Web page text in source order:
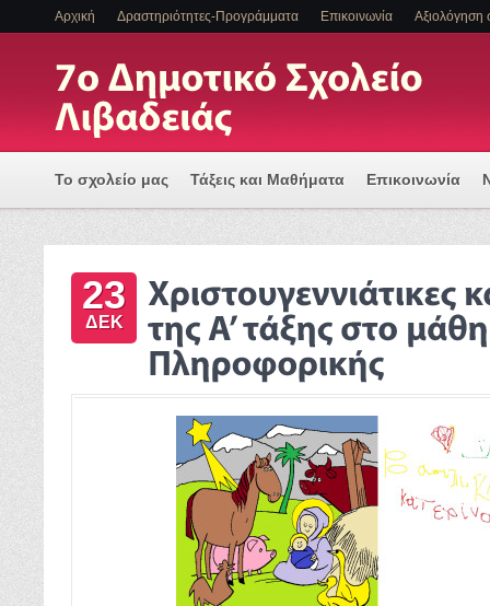
Αρχική Δραστηριότητες-Προγράμματα Επικοινωνία Αξιολόγηση
Το σχολείο μας Τάξεις και Μαθήματα Επικοινωνία
Πρόγραμμα Εισαγωγής Η/Υ για μια Ψηφιακά
ΕΝΤΑΞΗ ΜΑΘΗΤΩΝ ΜΕ ΑΝΑΠΗΡΙΑ Η/ΚΑΙ ΕΙΔΙΚΕΣ
23
ΔΕΚ